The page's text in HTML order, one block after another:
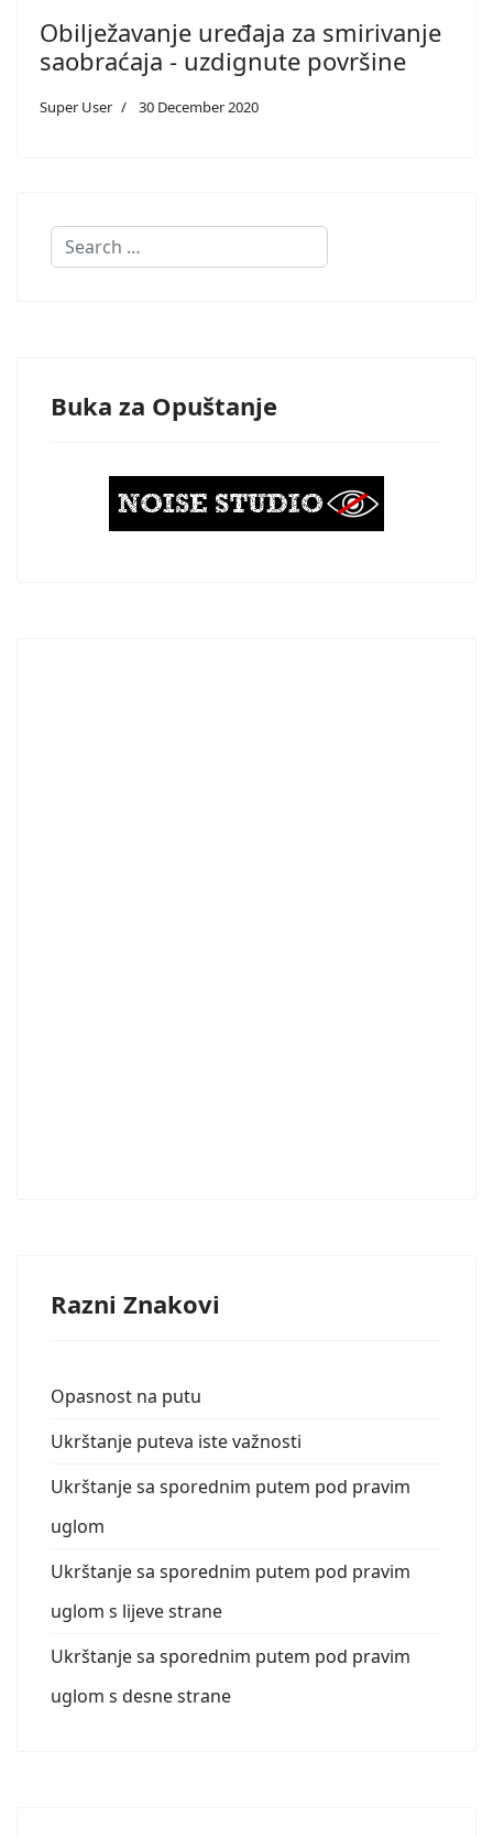
Obilježavanje uređaja za smirivanje
saobraćaja - uzdignute površine
Super User 30 December 2020
Search
Buka za Opuštanje
Razni Znakovi
Opasnost na putu
Ukrštanje puteva iste važnosti
Ukrštanje sa sporednim putem pod pravim
uglom
Ukrštanje sa sporednim putem pod pravim
uglom s lijeve strane
Ukrštanje sa sporednim putem pod pravim
uglom s desne strane